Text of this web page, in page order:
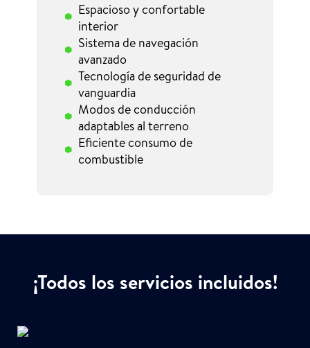
Espacioso y confortable
interior
Sistema de navegación
avanzado
Tecnología de seguridad de
vanguardia
Modos de conducción
adaptables al terreno
Eficiente consumo de
combustible
¡Todos los servicios incluidos!